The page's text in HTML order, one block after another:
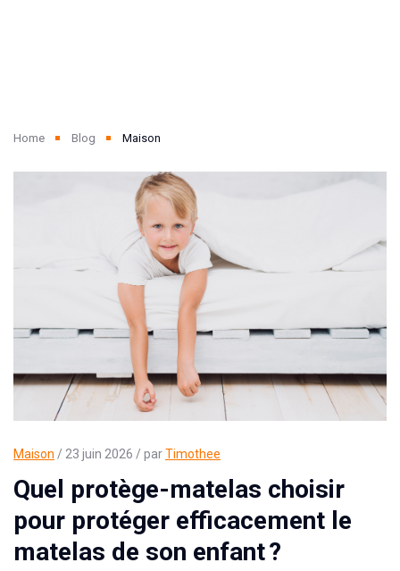
Home Blog Maison
Maison / 23 juin 2026 / parTimothee
Quel protège-matelas choisir
pour protéger efficacement le
matelas de son enfant ?